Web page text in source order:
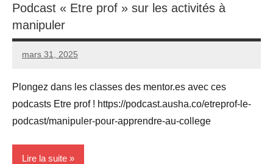
Podcast « Etre prof » sur les activités à
manipuler
mars 31, 2025
Seg0_La_Vraie
Aucun
Plongez dans les classes des mentor.es avec ces
podcasts Etre prof ! https://podcast.ausha.co/etreprof-le-
podcast/manipuler-pour-apprendre-au-college
Lire la suite